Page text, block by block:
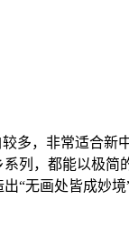
多，非常适合新
列，都能以极简
“无画处皆成妙境